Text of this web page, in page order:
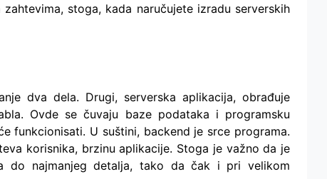
stoga, kada naručujete izradu serverskih
dva dela. Drugi, serverska aplikacija, obrađuje
Ovde se čuvaju baze podataka i programsku
funkcionisati. U suštini, backend je srce programa.
korisnika, brzinu aplikacije. Stoga je važno da je
do najmanjeg detalja, tako da čak i pri velikom